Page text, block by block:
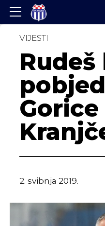
VIJESTI
Rudeš
Gorice
2. svibnja 2019.